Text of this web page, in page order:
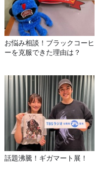
お悩み相談！ブラックコーヒ
ーを克服できた理由は？
話題沸騰！ギガマート展！